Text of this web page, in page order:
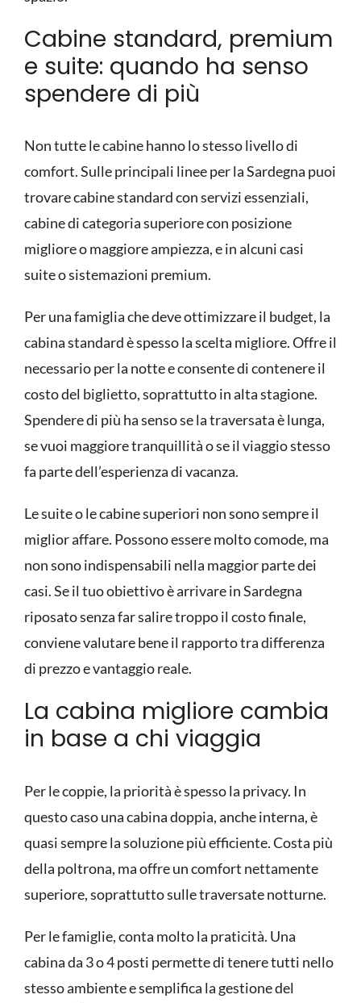
Cabine standard, premium
e suite: quando ha senso
spendere di più
Non tutte le cabine hanno lo stesso livello di
comfort. Sulle principali linee per la Sardegna puoi
trovare cabine standard con servizi essenziali,
cabine di categoria superiore con posizione
migliore o maggiore ampiezza, e in alcuni casi
suite o sistemazioni premium.
Per una famiglia che deve ottimizzare il budget, la
cabina standard è spesso la scelta migliore. Offre il
necessario per la notte e consente di contenere il
costo del biglietto, soprattutto in alta stagione.
Spendere di più ha senso se la traversata è lunga,
se vuoi maggiore tranquillità o se il viaggio stesso
fa parte dell’esperienza di vacanza.
Le suite o le cabine superiori non sono sempre il
miglior affare. Possono essere molto comode, ma
non sono indispensabili nella maggior parte dei
casi. Se il tuo obiettivo è arrivare in Sardegna
riposato senza far salire troppo il costo finale,
conviene valutare bene il rapporto tra differenza
di prezzo e vantaggio reale.
La cabina migliore cambia
in base a chi viaggia
Per le coppie, la priorità è spesso la privacy. In
questo caso una cabina doppia, anche interna, è
quasi sempre la soluzione più efficiente. Costa più
della poltrona, ma offre un comfort nettamente
superiore, soprattutto sulle traversate notturne.
Per le famiglie, conta molto la praticità. Una
cabina da 3 o 4 posti permette di tenere tutti nello
stesso ambiente e semplifica la gestione del